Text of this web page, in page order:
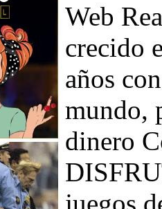
Web
crecido
años
mundo,
dinero
juegos